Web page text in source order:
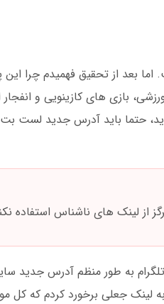
بعد از تحقیق فهمیدم چرا این
بازی های کازینویی و انفجار
حتما باید آدرس جدید لست بت
لینک های ناشناس استفاده
به طور منظم آدرس جدید
لینک جعلی برخورد کردم که کل